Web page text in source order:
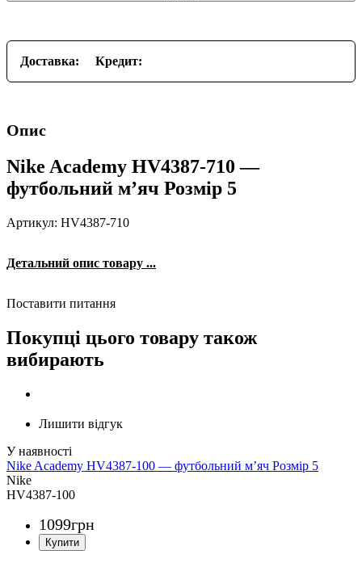
Доставка: Кредит:
Опис
Nike Academy HV4387-710 —
футбольний м’яч Розмір 5
Артикул: HV4387-710
Детальний опис товару ...
Поставити питання
Покупці цього товару також
вибирають
Лишити відгук
Nike Academy HV4387-100 — футбольний м’яч Розмір 5
Nike
HV4387-100
1099грн